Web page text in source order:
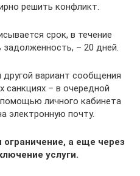
решить конфликт.
срок, в течение
– 20 дней.
вариант сообщения
– в очередной
личного кабинета
электронную почту.
а еще через
услуги.